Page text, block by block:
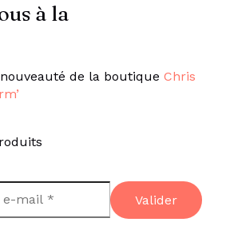
à la
de la boutique Chris